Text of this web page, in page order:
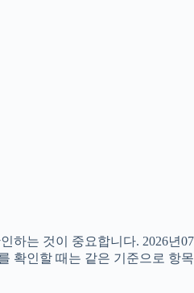
는 것이 중요합니다. 2026년
확인할 때는 같은 기준으로 항